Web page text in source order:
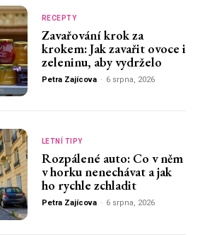
RECEPTY
Zavařování krok za
krokem: Jak zavařit ovoce i
zeleninu, aby vydrželo
Petra Zajícova - 6 srpna, 2026
LETNÍ TIPY
Rozpálené auto: Co v něm
v horku nenechávat a jak
ho rychle zchladit
Petra Zajícova - 6 srpna, 2026